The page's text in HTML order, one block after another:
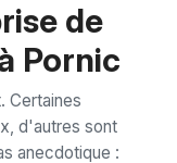
de
Pornic
Certaines
d'autres sont
anecdotique :